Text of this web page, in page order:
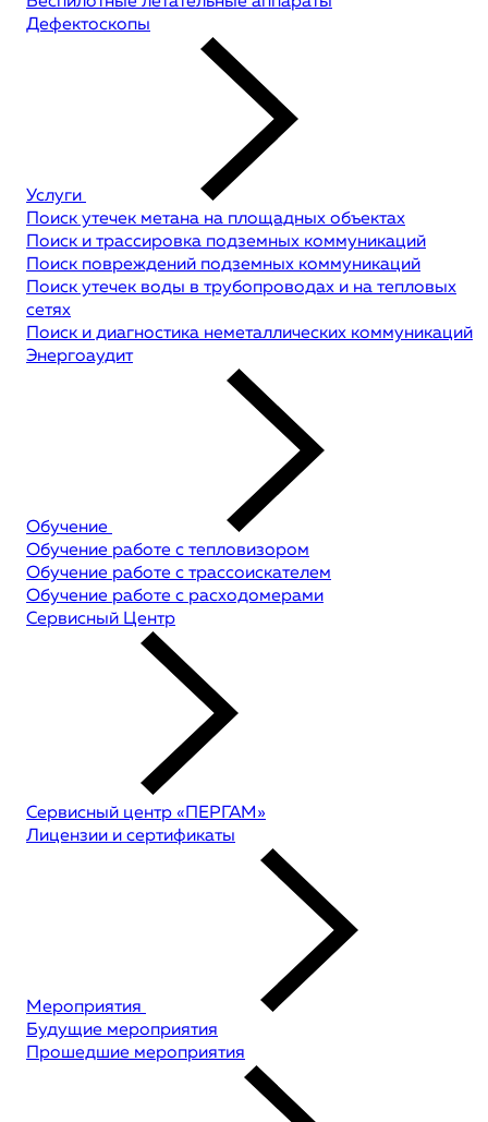
Дефектоскопы
Услуги
Поиск утечек метана на площадных объектах
Поиск и трассировка подземных коммуникаций
Поиск повреждений подземных коммуникаций
Поиск утечек воды в трубопроводах и на тепловых
сетях
Поиск и диагностика неметаллических коммуникаций
Энергоаудит
Обучение
Обучение работе с тепловизором
Обучение работе с трассоискателем
Обучение работе с расходомерами
Сервисный Центр
Сервисный центр «ПЕРГАМ»
Лицензии и сертификаты
Мероприятия
Будущие мероприятия
Прошедшие мероприятия